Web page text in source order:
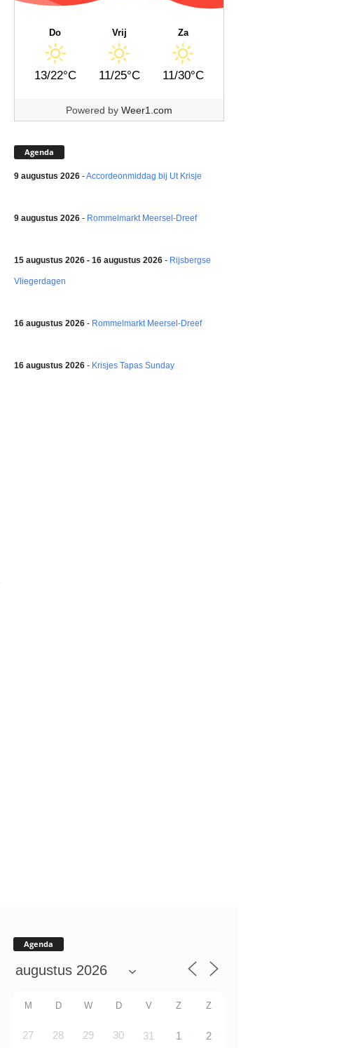
Do
13/22°C
Vrij
11/25°C
Za
11/30°C
Powered by Weer1.com
Agenda
9 augustus 2026-Accordeonmiddag bij Ut Krisje
9 augustus 2026- Rommelmarkt Meersel-Dreef
15 augustus 2026 - 16 augustus 2026- Rijsbergse
Vliegerdagen
16 augustus 2026- Rommelmarkt Meersel-Dreef
16 augustus 2026- Krisjes Tapas Sunday
Agenda
M D W D V Z Z
27 28 29 30 31 1 2